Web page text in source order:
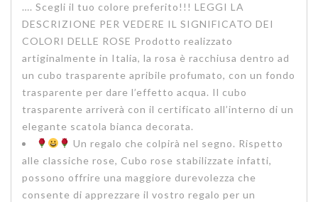
…. Scegli il tuo colore preferito!!! LEGGI LA
DESCRIZIONE PER VEDERE IL SIGNIFICATO DEI
COLORI DELLE ROSE Prodotto realizzato
artiginalmente in Italia, la rosa è racchiusa dentro ad
un cubo trasparente apribile profumato, con un fondo
trasparente per dare l’effetto acqua. Il cubo
trasparente arriverà con il certificato all’interno di un
elegante scatola bianca decorata.
Un regalo che colpirà nel segno. Rispetto
alle classiche rose, Cubo rose stabilizzate infatti,
possono offrire una maggiore durevolezza che
consente di apprezzare il vostro regalo per un